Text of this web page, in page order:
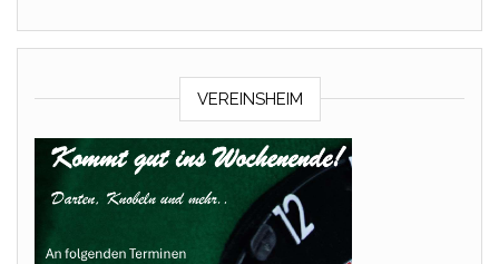
VEREINSHEIM